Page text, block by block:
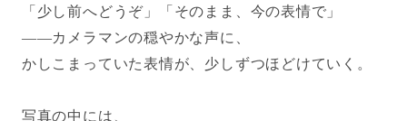
「少し前へどうぞ」「そのまま、今の表情で」
——カメラマンの穏やかな声に、
かしこまっていた表情が、少しずつほどけていく。
写真の中には、